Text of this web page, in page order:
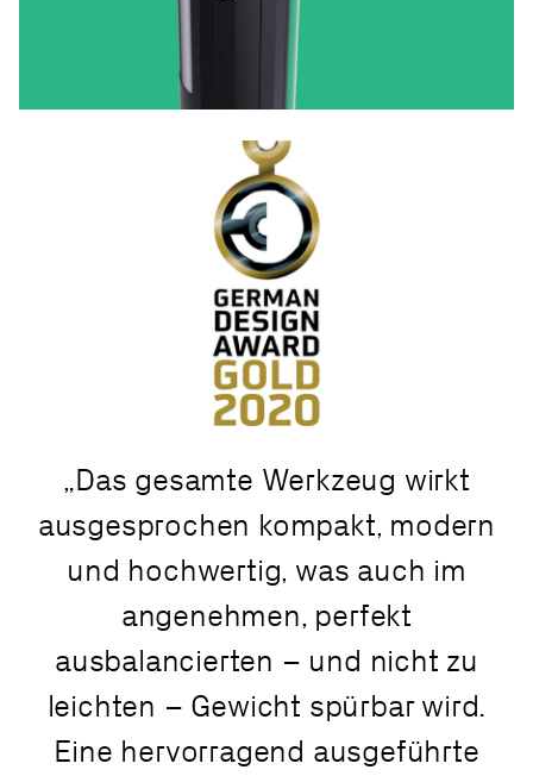
Das gesamte Werkzeug wirkt
ausgesprochen kompakt, modern
und hochwertig, was auch im
angenehmen, perfekt
ausbalancierten – und nicht zu
leichten – Gewicht spürbar wird.
Eine hervorragend ausgeführte